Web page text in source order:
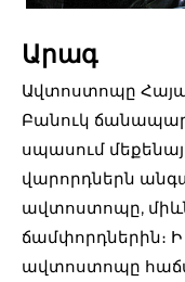
Արագ
Ավտոստոպը
Բանուկ
սպասում
վարորդներն
ավտոստոպը,
ճամփորդներին։
ավտոստոպը